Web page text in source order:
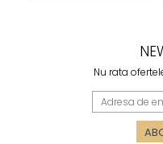
Nu rata